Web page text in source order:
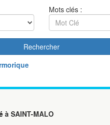
Mots clés :
Rechercher
à SAINT-MALO